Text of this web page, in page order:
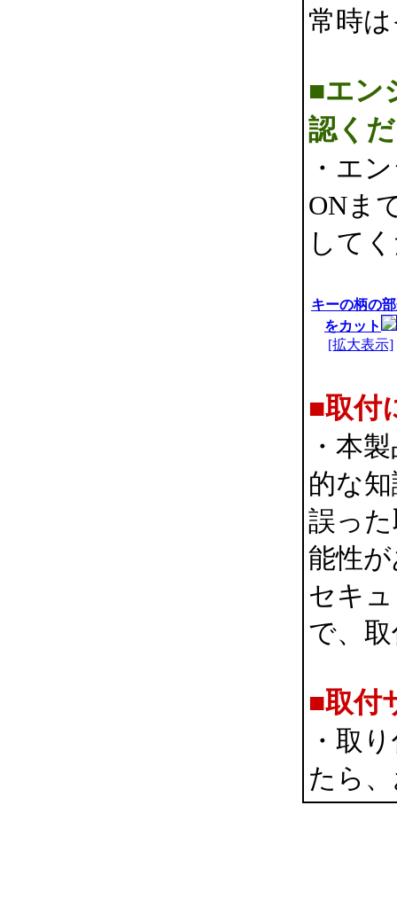
常時
■エン
認く
・エ
ONま
して
キーの柄の
をカット
[拡大表示]
■取付
・本
的な
誤っ
能性
セキ
で、
■取付
・取
たら